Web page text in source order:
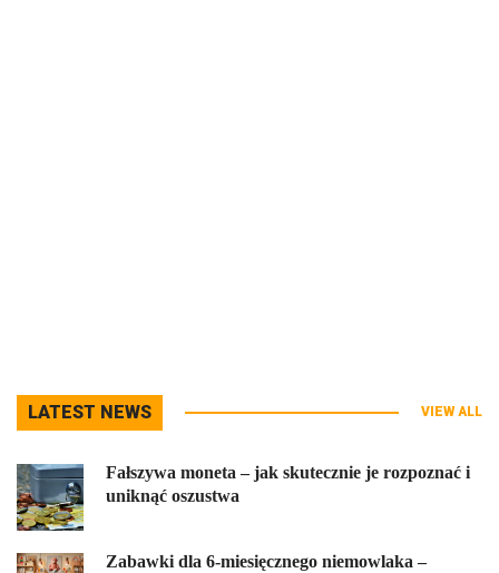
LATEST NEWS VIEW ALL
Fałszywa moneta – jak skutecznie je rozpoznać i
uniknąć oszustwa
Zabawki dla 6-miesięcznego niemowlaka –